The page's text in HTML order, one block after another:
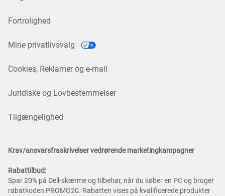
Fortrolighed
Mine privatlivsvalg
Cookies, Reklamer og e-mail
Juridiske og Lovbestemmelser
Tilgængelighed
Krav/ansvarsfraskrivelser vedrørende marketingkampagner
Rabattilbud:
Spar 20% på Dell-skærme og tilbehør, når du køber en PC og bruger
rabatkoden PROMO20. Rabatten vises på kvalificerede produkter